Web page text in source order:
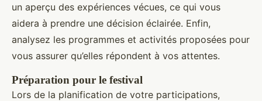
un aperçu des expériences vécues, ce qui vous
aidera à prendre une décision éclairée. Enfin,
analysez les programmes et activités proposées pour
vous assurer qu’elles répondent à vos attentes.
Préparation pour le festival
Lors de la planification de votre participations,